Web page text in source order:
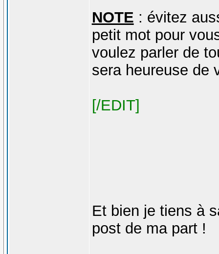
NOTE : évitez
petit mot pour
voulez parler de
sera heureuse de
[/EDIT]
Et bien je tiens à
post de ma part !